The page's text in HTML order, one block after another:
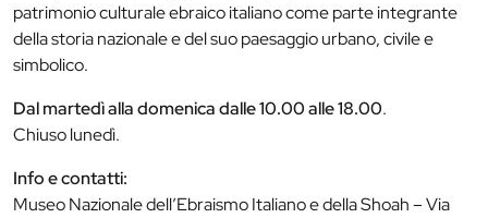
patrimonio culturale ebraico italiano come parte integrante
della storia nazionale e del suo paesaggio urbano, civile e
simbolico.
Dal martedì alla domenica dalle 10.00 alle 18.00.
Chiuso lunedì.
Info e contatti:
Museo Nazionale dell’Ebraismo Italiano e della Shoah – Via